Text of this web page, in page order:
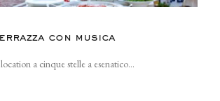
con musica
a cinque stelle a esenatico...